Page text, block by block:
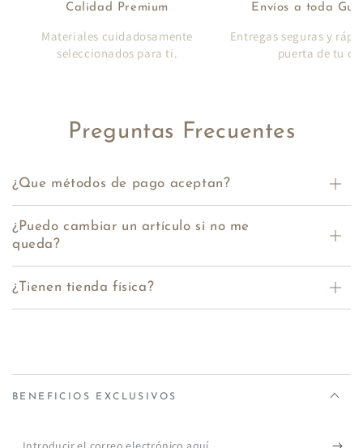
Calidad Premium
Materiales cuidadosamente
seleccionados para ti.
Envíos a toda
Entregas seguras y
puerta de tu
Preguntas Frecuentes
¿Que métodos de pago aceptan?
¿Puedo cambiar un artículo si no me
queda?
¿Tienen tienda física?
BENEFICIOS EXCLUSIVOS
Introducir